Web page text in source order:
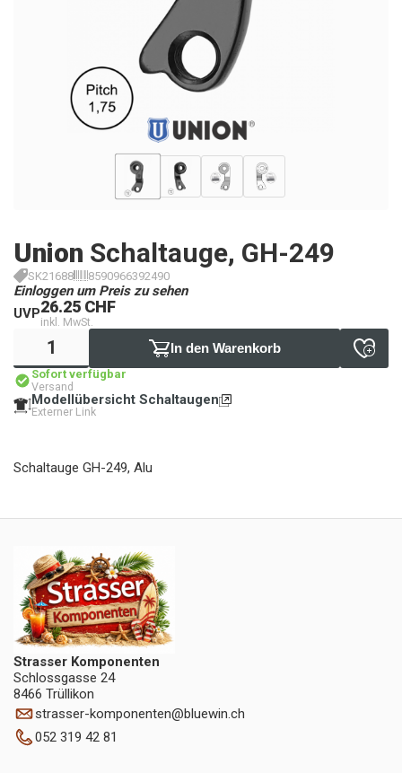
Union Schaltauge, GH-249
SK21688 8590966392490
Einloggen um Preis zu sehen
UVP26.25 CHF
inkl. MwSt.
In den Warenkorb
Sofort verfügbar
Versand
Modellübersicht Schaltaugen
Externer Link
Schaltauge GH-249, Alu
Strasser Komponenten
Schlossgasse 24
8466 Trüllikon
strasser-komponenten@bluewin.ch
052 319 42 81